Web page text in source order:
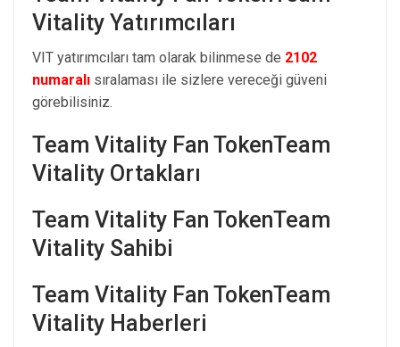
Vitality Yatırımcıları
VIT yatırımcıları tam olarak bilinmese de 2102
numaralı sıralaması ile sizlere vereceği güveni
görebilisiniz.
Team Vitality Fan TokenTeam
Vitality Ortakları
Team Vitality Fan TokenTeam
Vitality Sahibi
Team Vitality Fan TokenTeam
Vitality Haberleri